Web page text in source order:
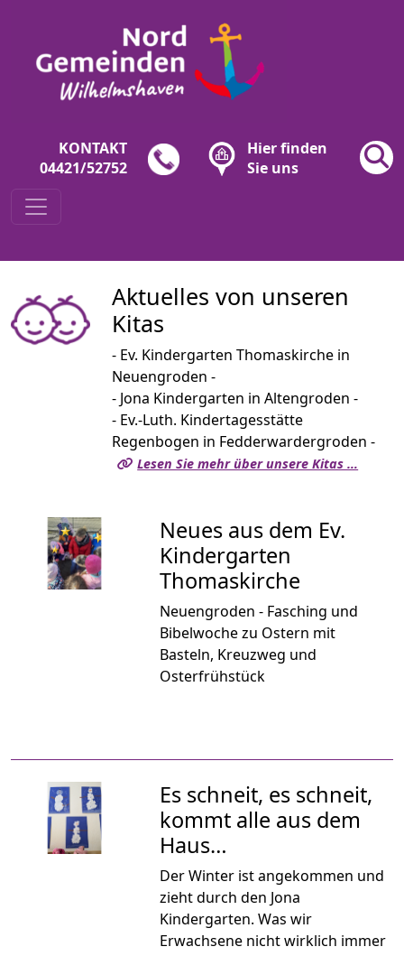
KONTAKT
04421/52752
Hier finden
Sie uns
Aktuelles von unseren
Kitas
- Ev. Kindergarten Thomaskirche in
Neuengroden -
- Jona Kindergarten in Altengroden -
- Ev.-Luth. Kindertagesstätte
Regenbogen in Fedderwardergroden -
Lesen Sie mehr über unsere Kitas …
Neues aus dem Ev.
Kindergarten
Thomaskirche
Neuengroden - Fasching und
Bibelwoche zu Ostern mit
Basteln, Kreuzweg und
Osterfrühstück
Es schneit, es schneit,
kommt alle aus dem
Haus…
Der Winter ist angekommen und
zieht durch den Jona
Kindergarten. Was wir
Erwachsene nicht wirklich immer